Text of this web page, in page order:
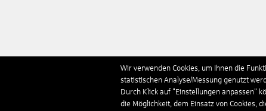
Wir verwenden Cookies, um Ihnen die
statistischen Analyse/Messung genutzt
Durch Klick auf "Einstellungen anpassen"
die Möglichkeit, dem Einsatz von Cookies,